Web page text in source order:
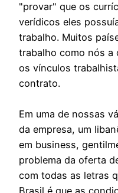
"provar" que os
verídicos eles
trabalho. Muitos
trabalho como nós a
os vínculos
contrato.
Em uma de nossas
da empresa, um
em business,
problema da oferta
com todas as letras
Brasil é que as